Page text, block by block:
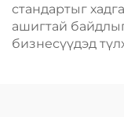
стандартыг
ашигтай
бизнесүүдэд